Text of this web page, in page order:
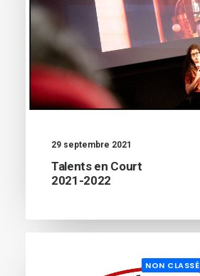
29 septembre 2021
Talents en Court
2021-2022
NON CLASSÉ